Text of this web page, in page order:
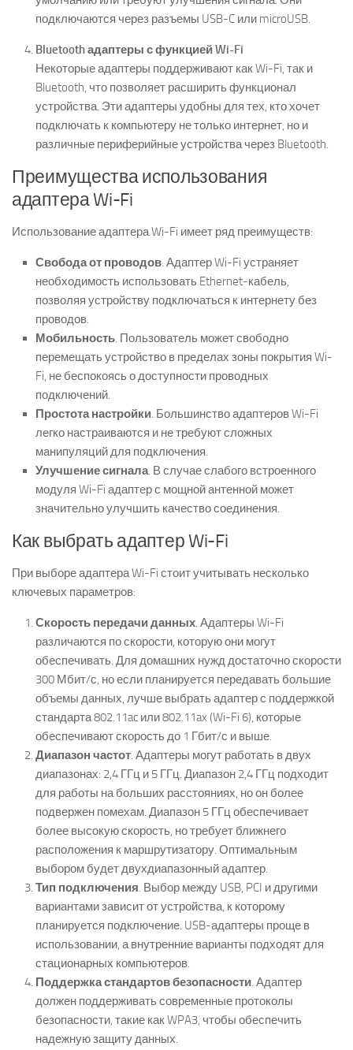
подключаются через разъемы USB-C или microUSB.
Bluetooth адаптеры с функцией Wi-Fi
Некоторые адаптеры поддерживают как Wi-Fi, так и
Bluetooth, что позволяет расширить функционал
устройства. Эти адаптеры удобны для тех, кто хочет
подключать к компьютеру не только интернет, но и
различные периферийные устройства через Bluetooth.
Преимущества использования
адаптера Wi-Fi
Использование адаптера Wi-Fi имеет ряд преимуществ:
Свобода от проводов. Адаптер Wi-Fi устраняет
необходимость использовать Ethernet-кабель,
позволяя устройству подключаться к интернету без
проводов.
Мобильность. Пользователь может свободно
перемещать устройство в пределах зоны покрытия Wi-
Fi, не беспокоясь о доступности проводных
подключений.
Простота настройки. Большинство адаптеров Wi-Fi
легко настраиваются и не требуют сложных
манипуляций для подключения.
Улучшение сигнала. В случае слабого встроенного
модуля Wi-Fi адаптер с мощной антенной может
значительно улучшить качество соединения.
Как выбрать адаптер Wi-Fi
При выборе адаптера Wi-Fi стоит учитывать несколько
ключевых параметров:
Скорость передачи данных. Адаптеры Wi-Fi
различаются по скорости, которую они могут
обеспечивать. Для домашних нужд достаточно скорости
300 Мбит/с, но если планируется передавать большие
объемы данных, лучше выбрать адаптер с поддержкой
стандарта 802.11ac или 802.11ax (Wi-Fi 6), которые
обеспечивают скорость до 1 Гбит/с и выше.
Диапазон частот. Адаптеры могут работать в двух
диапазонах: 2,4 ГГц и 5 ГГц. Диапазон 2,4 ГГц подходит
для работы на больших расстояниях, но он более
подвержен помехам. Диапазон 5 ГГц обеспечивает
более высокую скорость, но требует ближнего
расположения к маршрутизатору. Оптимальным
выбором будет двухдиапазонный адаптер.
Тип подключения. Выбор между USB, PCI и другими
вариантами зависит от устройства, к которому
планируется подключение. USB-адаптеры проще в
использовании, а внутренние варианты подходят для
стационарных компьютеров.
Поддержка стандартов безопасности. Адаптер
должен поддерживать современные протоколы
безопасности, такие как WPA3, чтобы обеспечить
надежную защиту данных.